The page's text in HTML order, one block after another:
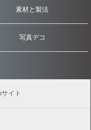
素材と製法
写真デコ
イト